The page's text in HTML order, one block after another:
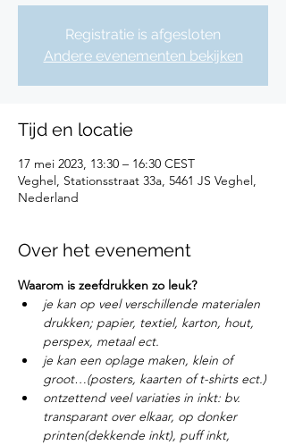
Registratie is afgesloten
Andere evenementen bekijken
Tijd en locatie
17 mei 2023, 13:30 – 16:30 CEST
Veghel, Stationsstraat 33a, 5461 JS Veghel,
Nederland
Over het evenement
Waarom is zeefdrukken zo leuk?
je kan op veel verschillende materialen
drukken; papier, textiel, karton, hout,
perspex, metaal ect.
je kan een oplage maken, klein of
groot…(posters, kaarten of t-shirts ect.)
ontzettend veel variaties in inkt: bv.
transparant over elkaar, op donker
printen(dekkende inkt), puff inkt,